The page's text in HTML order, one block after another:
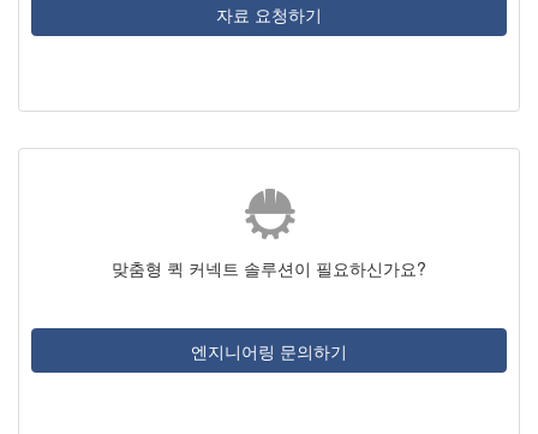
자료 요청하기
맞춤형 퀵 커넥트 솔루션이 필요하신가요?
엔지니어링 문의하기